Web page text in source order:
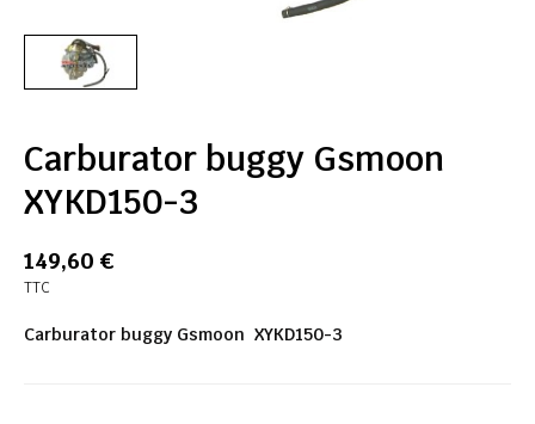
Carburator buggy Gsmoon
XYKD150-3
149,60 €
TTC
Carburator buggy Gsmoon XYKD150-3